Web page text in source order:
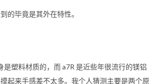
的毕竟是其外在特性。
是塑料材质的，而 a7R 是近些年很流行的镁铝
起来手感差不太多。我个人猜测主要是两个原